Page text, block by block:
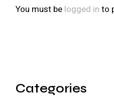
You must be logged in to
Categories